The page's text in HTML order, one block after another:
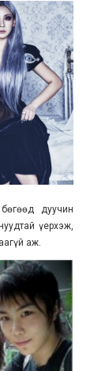
дуучин
үерхэж,
аж.